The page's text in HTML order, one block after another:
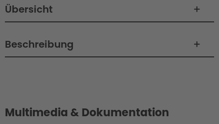
Übersicht
Beschreibung
Multimedia & Dokumentation